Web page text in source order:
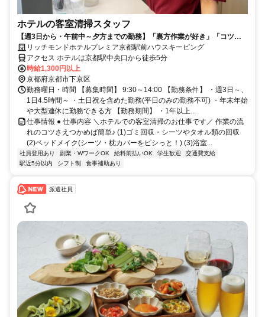
ホテルの客室清掃スタッフ
【週3日から・午前中～夕方までの勤務】「裏方作業が好き」「コツコ
ツ作業が得意」歓迎！
リッチモンドホテルプレミア京都駅前ハウスキーピング
アクセス ホテルは京都駅中央口から徒歩5分
時給1,300円以上
京都府京都市下京区
勤務曜日・時間 【募集時間】 9:30～14:00 【勤務条件】 ・週3日～、
1日4.5時間～ ・土日祝を含めた勤務(平日のみの勤務不可) ・年末年始
や大型連休に勤務できる方 【勤務期間】 ・1年以上...
仕事情報 ● 仕事内容 ＼ホテルでの客室清掃のお仕事です／ 作業の流
れのコツさえつかめば簡単♪ (1)ゴミ回収・シーツやタオル類の回収
(2)ベッドメイク(シーツ・枕カバーをピシっと！) (3)浴室...
社員登用あり 副業・WワークOK 給料前払いOK 学生歓迎
交通費支給
駅近5分以内
シフト制 食事補助あり
派遣社員